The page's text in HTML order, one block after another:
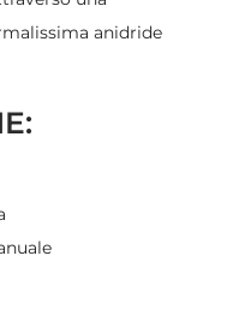
anidride